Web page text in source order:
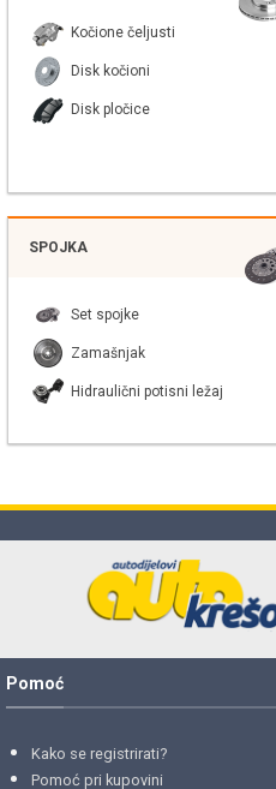
Kočione čeljusti
Disk kočioni
Disk pločice
SPOJKA
Set spojke
Zamašnjak
Hidraulični potisni ležaj
Pomoć
Kako se registrirati?
Pomoć pri kupovini